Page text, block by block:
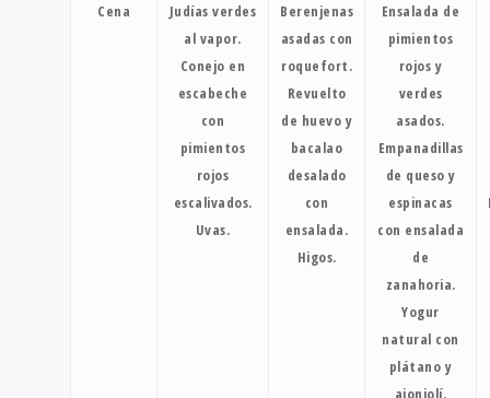
Cena
Judías verdes
al vapor.
Conejo en
escabeche
con
pimientos
rojos
escalivados.
Uvas.
Berenjenas
asadas con
roquefort.
Revuelto
de huevo y
bacalao
desalado
con
ensalada.
Higos.
Ensalada de
pimientos
rojos y
verdes
asados.
Empanadillas
de queso y
espinacas
con ensalada
de
zanahoria.
Yogur
natural con
plátano y
ajonjolí.